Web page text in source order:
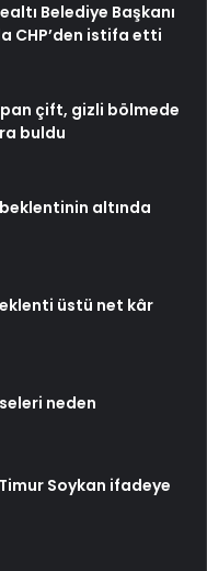
Belediye Başkanı
CHP’den istifa etti
çift, gizli bölmede
buldu
altında
üstü net kâr
neden
Soykan ifadeye